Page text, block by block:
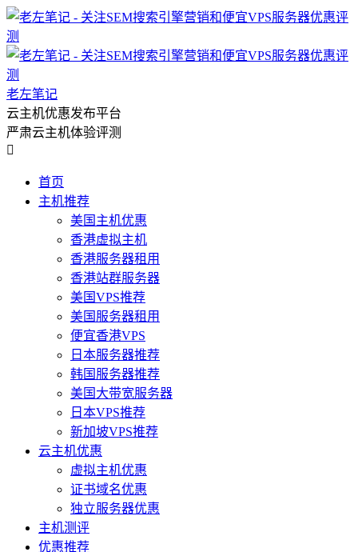
老左笔记
云主机优惠发布平台
严肃云主机体验评测

首页
主机推荐
美国主机优惠
香港虚拟主机
香港服务器租用
香港站群服务器
美国VPS推荐
美国服务器租用
便宜香港VPS
日本服务器推荐
韩国服务器推荐
美国大带宽服务器
日本VPS推荐
新加坡VPS推荐
云主机优惠
虚拟主机优惠
证书域名优惠
独立服务器优惠
主机测评
优惠推荐